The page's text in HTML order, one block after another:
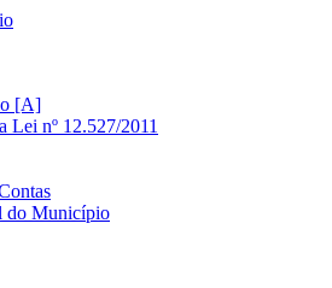
[A]
Lei nº 12.527/2011
do Município